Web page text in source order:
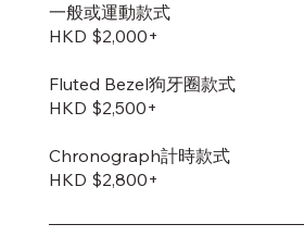
一般或運動款式
HKD $2,000+
Fluted Bezel狗牙圈款式
HKD $2,500+
Chronograph計時款式
HKD $2,800+